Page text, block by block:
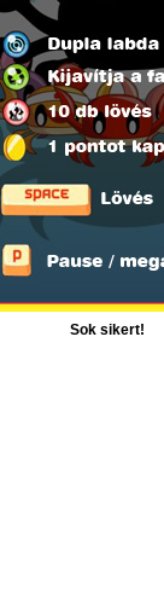
Sok sikert!